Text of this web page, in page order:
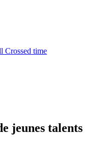
Crossed time
jeunes talents